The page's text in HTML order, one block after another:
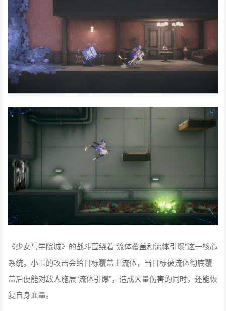
《少女与学院城》的战斗围绕着“流体覆盖和流体引爆”这一核心
系统。小玉的攻击会给目标覆盖上流体，当目标被流体彻底覆
盖后便能对敌人施展“流体引爆”，造成大量伤害的同时，还能恢
复自身血量。